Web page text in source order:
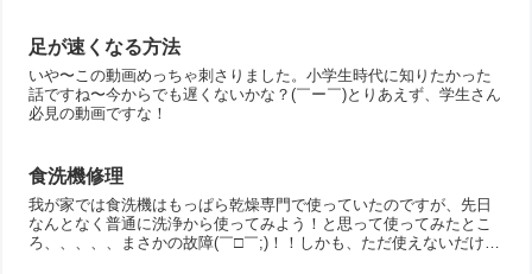
足が速くなる方法
いや〜この動画めっちゃ刺さりました。小学生時代に知りたかった
話ですね〜今からでも遅くないかな？(￣ー￣)とりあえず、学生さん
必見の動画ですな！
食洗機修理
我が家では食洗機はもっぱら乾燥専門で使っていたのですが、先日
なんとなく普通に洗浄から使ってみよう！と思って使ってみたとこ
ろ、、、、、まさかの故障(￣□￣;)！！しかも、ただ使えないだけで